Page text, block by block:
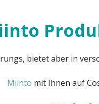
bietet aber in
Miinto mit Ihnen auf